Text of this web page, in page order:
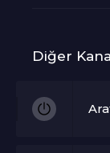
Diğer